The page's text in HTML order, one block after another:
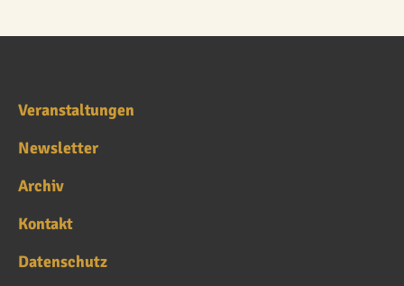
Veranstaltungen
Newsletter
Archiv
Kontakt
Datenschutz